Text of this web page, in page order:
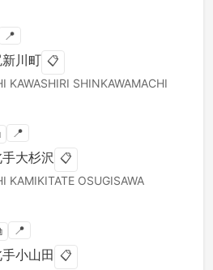
📍
新川町 📋
KAWASHIRI SHINKAWAMACHI
📍
大杉沢 📋
KAMIKITATE OSUGISAWA
📍
小山田 📋